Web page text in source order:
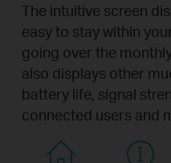
The intuitive screen
easy to stay within
going over the
also displays other
battery life, signal
connected users and